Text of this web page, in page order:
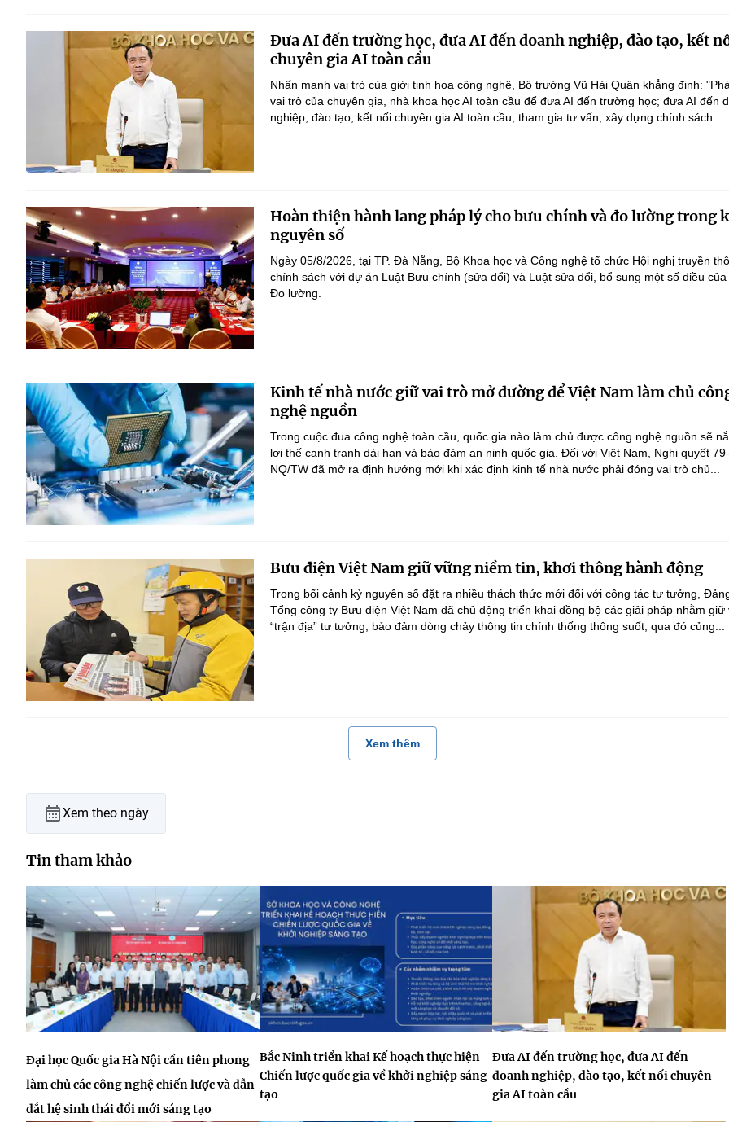
Đưa AI đến trường học, đưa AI đến doanh nghiệp, đào tạo, kết
chuyên gia AI toàn cầu
Nhấn mạnh vai trò của giới tinh hoa công nghệ, Bộ trưởng Vũ Hải Quân khẳng định:
vai trò của chuyên gia, nhà khoa học AI toàn cầu để đưa AI đến trường học; đưa AI đến
nghiệp; đào tạo, kết nối chuyên gia AI toàn cầu; tham gia tư vấn, xây dựng chính sách...
Hoàn thiện hành lang pháp lý cho bưu chính và đo lường trong
nguyên số
Ngày 05/8/2026, tại TP. Đà Nẵng, Bộ Khoa học và Công nghệ tổ chức Hội nghị truyền
chính sách với dự án Luật Bưu chính (sửa đổi) và Luật sửa đổi, bổ sung một số điều của
Đo lường.
Kinh tế nhà nước giữ vai trò mở đường để Việt Nam làm chủ
nghệ nguồn
Trong cuộc đua công nghệ toàn cầu, quốc gia nào làm chủ được công nghệ nguồn sẽ
lợi thế cạnh tranh dài hạn và bảo đảm an ninh quốc gia. Đối với Việt Nam, Nghị quyết 79-
NQ/TW đã mở ra định hướng mới khi xác định kinh tế nhà nước phải đóng vai trò chủ...
Bưu điện Việt Nam giữ vững niềm tin, khơi thông hành động
Trong bối cảnh kỷ nguyên số đặt ra nhiều thách thức mới đối với công tác tư tưởng,
Tổng công ty Bưu điện Việt Nam đã chủ động triển khai đồng bộ các giải pháp nhằm giữ
“trận địa” tư tưởng, bảo đảm dòng chảy thông tin chính thống thông suốt, qua đó củng...
Xem thêm
Xem theo ngày
Tin tham khảo
Đại học Quốc gia Hà Nội cần tiên phong
làm chủ các công nghệ chiến lược và dẫn
dắt hệ sinh thái đổi mới sáng tạo
Bắc Ninh triển khai Kế hoạch thực hiện
Chiến lược quốc gia về khởi nghiệp sáng
tạo
Đưa AI đến trường học, đưa AI đến
doanh nghiệp, đào tạo, kết nối chuyên
gia AI toàn cầu